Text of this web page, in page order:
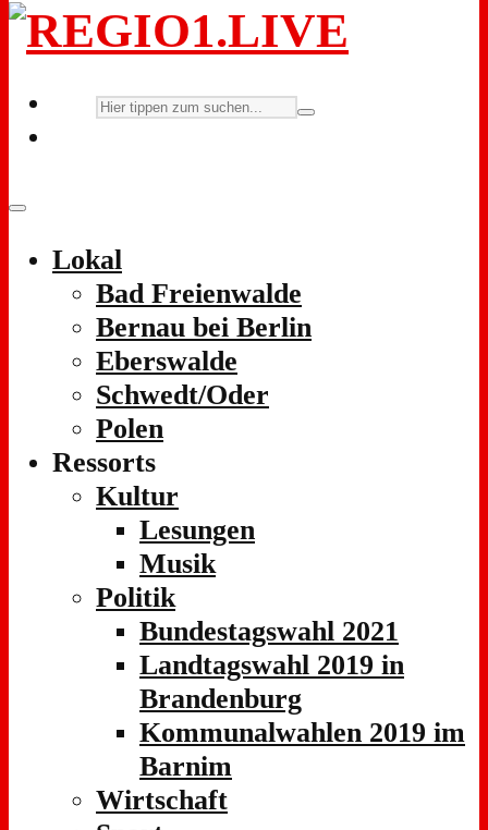
Lokal
Bad Freienwalde
Bernau bei Berlin
Eberswalde
Schwedt/Oder
Polen
Ressorts
Kultur
Lesungen
Musik
Politik
Bundestagswahl 2021
Landtagswahl 2019 in
Brandenburg
Kommunalwahlen 2019 im
Barnim
Wirtschaft